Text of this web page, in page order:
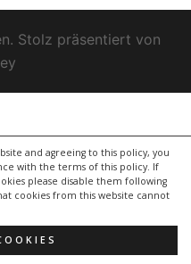
and agreeing to this policy, you
with the terms of this policy. If
please disable them following
cookies from this website cannot
Stolz präsentiert von